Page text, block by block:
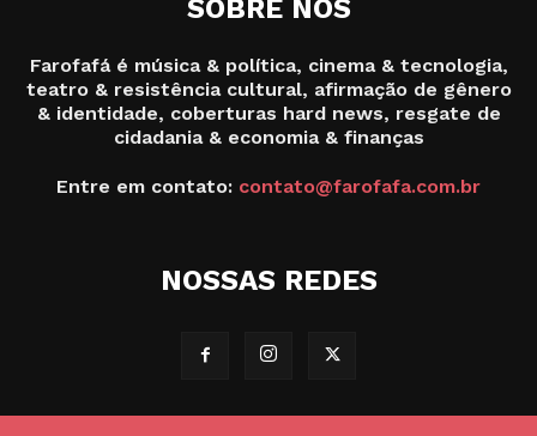
SOBRE NÓS
Farofafá é música & política, cinema & tecnologia,
teatro & resistência cultural, afirmação de gênero
& identidade, coberturas hard news, resgate de
cidadania & economia & finanças
Entre em contato: contato@farofafa.com.br
NOSSAS REDES